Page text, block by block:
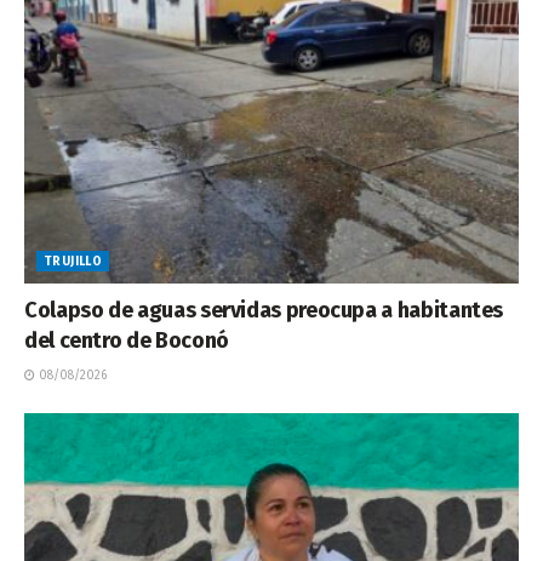
TRUJILLO
Colapso de aguas servidas preocupa a habitantes
del centro de Boconó
08/08/2026